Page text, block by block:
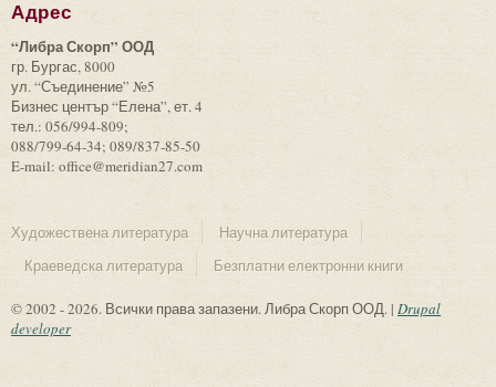
Адрес
“Либра Скорп” ООД
гр. Бургас, 8000
ул. “Съединение” №5
Бизнес център “Елена”, ет. 4
тел.: 056/994-809;
088/799-64-34; 089/837-85-50
E-mail: office@meridian27.com
Художествена литература
Научна литература
Краеведска литература
Безплатни електронни книги
© 2002 - 2026. Всички права запазени. Либра Скорп ООД. | Drupal
developer